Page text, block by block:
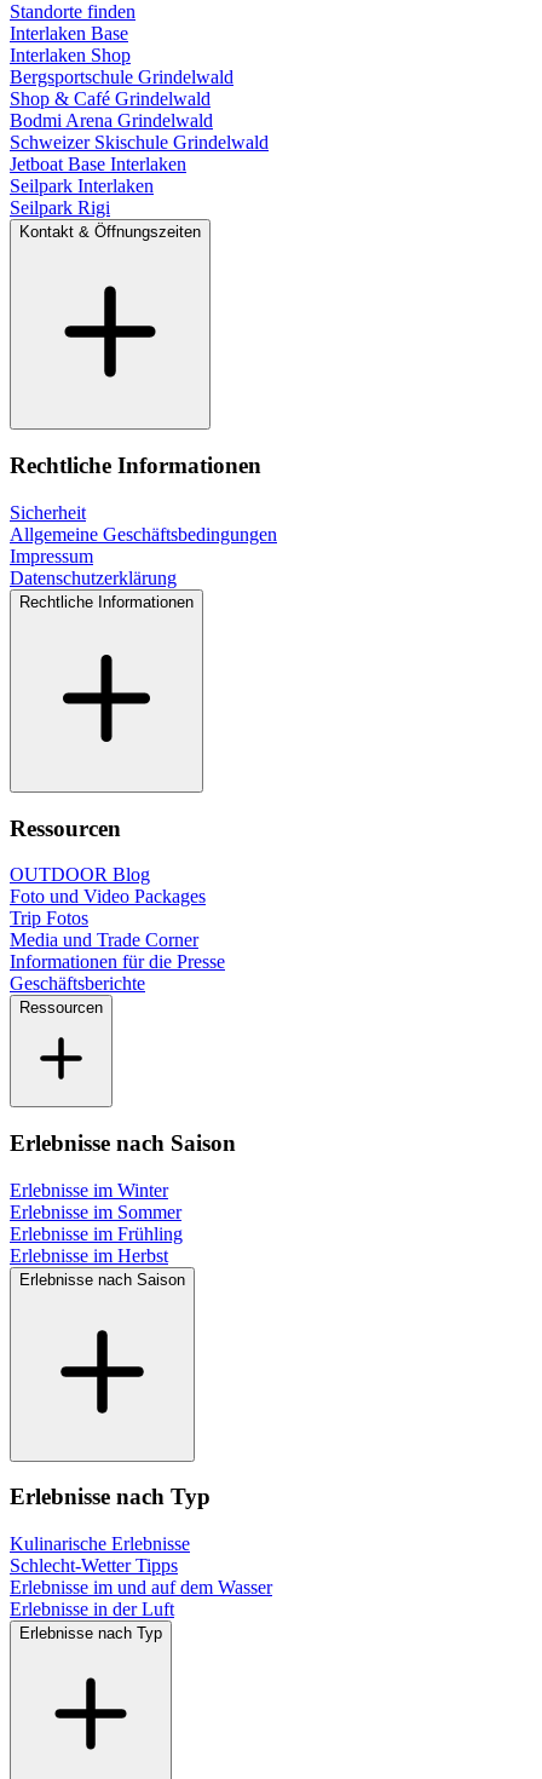
Standorte finden
Interlaken Base
Interlaken Shop
Bergsportschule Grindelwald
Shop & Café Grindelwald
Bodmi Arena Grindelwald
Schweizer Skischule Grindelwald
Jetboat Base Interlaken
Seilpark Interlaken
Seilpark Rigi
Kontakt & Öffnungszeiten
Rechtliche Informationen
Sicherheit
Allgemeine Geschäftsbedingungen
Impressum
Datenschutzerklärung
Rechtliche Informationen
Ressourcen
OUTDOOR Blog
Foto und Video Packages
Trip Fotos
Media und Trade Corner
Informationen für die Presse
Geschäftsberichte
Ressourcen
Erlebnisse nach Saison
Erlebnisse im Winter
Erlebnisse im Sommer
Erlebnisse im Frühling
Erlebnisse im Herbst
Erlebnisse nach Saison
Erlebnisse nach Typ
Kulinarische Erlebnisse
Schlecht-Wetter Tipps
Erlebnisse im und auf dem Wasser
Erlebnisse in der Luft
Erlebnisse nach Typ